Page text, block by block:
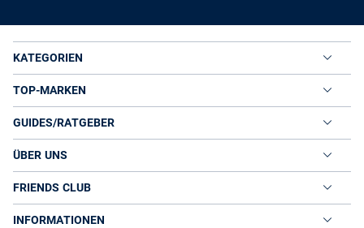
KATEGORIEN
TOP-MARKEN
GUIDES/RATGEBER
ÜBER UNS
FRIENDS CLUB
INFORMATIONEN